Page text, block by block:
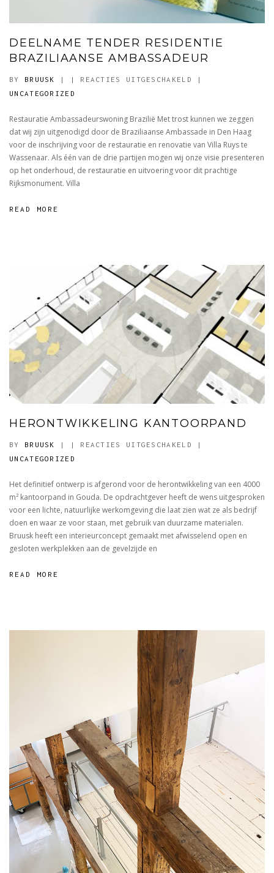
DEELNAME TENDER RESIDENTIE
BRAZILIAANSE AMBASSADEUR
BY BRUUSK | | REACTIES UITGESCHAKELD VOOR
RESIDENTIE
BRAZILIAANSE
AMBASSADEUR
|
UNCATEGORIZED
Restauratie Ambassadeurswoning Brazilië Met trost kunnen we zeggen
dat wij zijn uitgenodigd door de Braziliaanse Ambassade in Den Haag
voor de inschrijving voor de restauratie en renovatie van Villa Ruys te
Wassenaar. Als één van de drie partijen mogen wij onze visie presenteren
op het onderhoud, de restauratie en uitvoering voor dit prachtige
Rijksmonument. Villa
READ MORE
HERONTWIKKELING KANTOORPAND
BY BRUUSK | | REACTIES UITGESCHAKELD VOOR
|
UNCATEGORIZED
Het definitief ontwerp is afgerond voor de herontwikkeling van een 4000
m² kantoorpand in Gouda. De opdrachtgever heeft de wens uitgesproken
voor een lichte, natuurlijke werkomgeving die laat zien wat ze als bedrijf
doen en waar ze voor staan, met gebruik van duurzame materialen.
Bruusk heeft een interieurconcept gemaakt met afwisselend open en
gesloten werkplekken aan de gevelzijde en
READ MORE